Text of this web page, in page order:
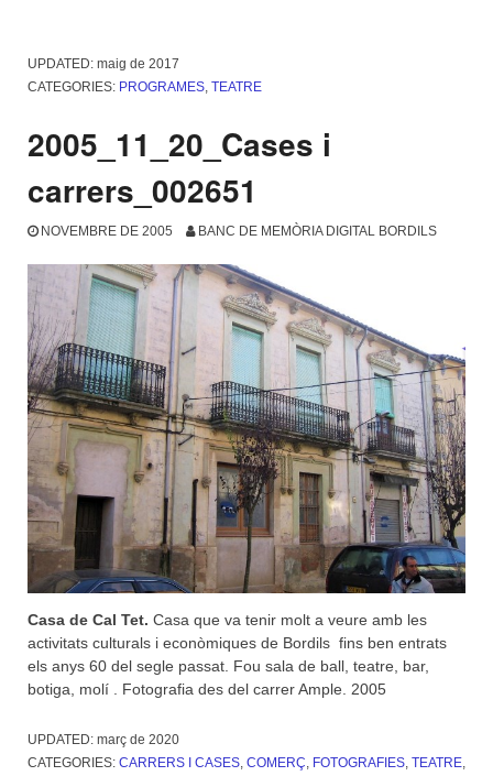
UPDATED: maig de 2017
CATEGORIES: PROGRAMES, TEATRE
2005_11_20_Cases i
carrers_002651
NOVEMBRE DE 2005 BANC DE MEMÒRIA DIGITAL BORDILS
Casa de Cal Tet. Casa que va tenir molt a veure amb les
activitats culturals i econòmiques de Bordils fins ben entrats
els anys 60 del segle passat. Fou sala de ball, teatre, bar,
botiga, molí . Fotografia des del carrer Ample. 2005
UPDATED: març de 2020
CATEGORIES: CARRERS I CASES, COMERÇ, FOTOGRAFIES, TEATRE,